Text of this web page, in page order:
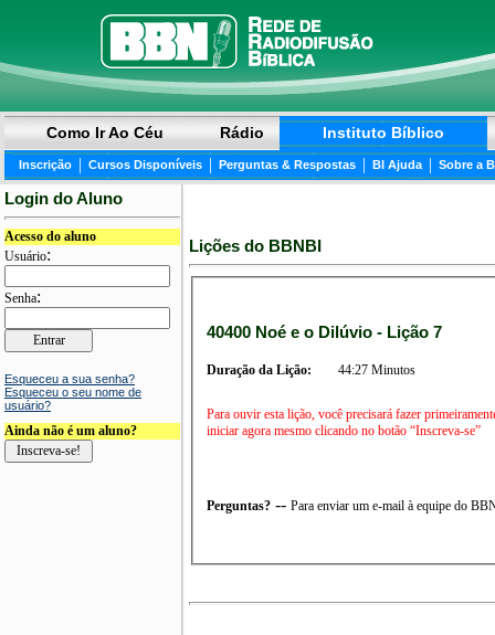
Como Ir Ao Céu Rádio Instituto Bíblico
Inscrição | Cursos Disponíveis | Perguntas & Respostas | BI Ajuda | Sobre a
Login do Aluno
Acesso do aluno
Usuário:
Senha:
Esqueceu a sua senha?
Esqueceu o seu nome de
usuário?
Ainda não é um aluno?
Lições do BBNBI
40400 Noé e o Dilúvio - Lição 7
Duração da Lição: 44:27 Minutos
Para ouvir esta lição, você precisará fazer
iniciar agora mesmo clicando no botão “Inscreva-se”
Perguntas? -- Para enviar um e-mail à equipe do